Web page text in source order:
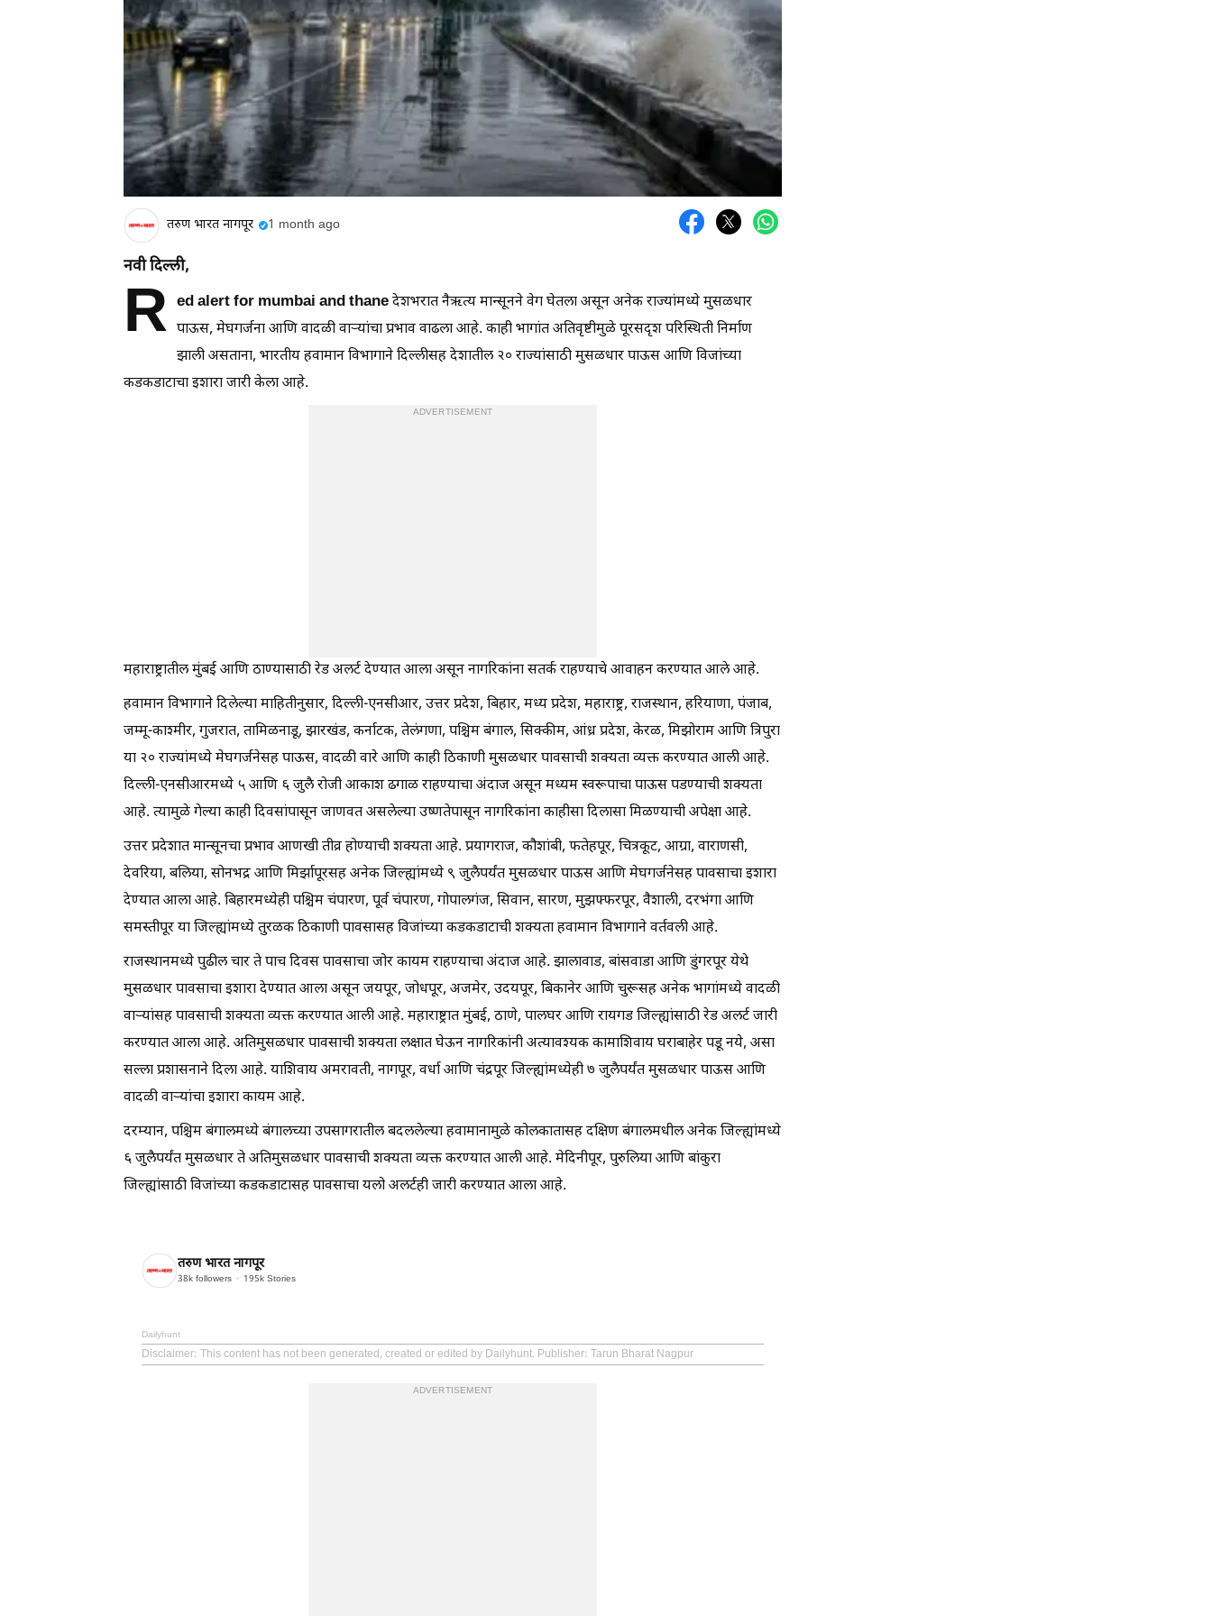
तरुण भारत नागपूर 1 month ago
नवी दिल्ली,
R ed alert for mumbai and thaneदेशभरात नैऋत्य मान्सूनने वेग घेतला असून अनेक राज्यांमध्ये मुसळधार
पाऊस, मेघगर्जना आणि वादळी वाऱ्यांचा प्रभाव वाढला आहे. काही भागांत अतिवृष्टीमुळे पूरसदृश परिस्थिती निर्माण
झाली असताना, भारतीय हवामान विभागाने दिल्लीसह देशातील २० राज्यांसाठी मुसळधार पाऊस आणि विजांच्या
कडकडाटाचा इशारा जारी केला आहे.
ADVERTISEMENT
महाराष्ट्रातील मुंबई आणि ठाण्यासाठी रेड अलर्ट देण्यात आला असून नागरिकांना सतर्क राहण्याचे आवाहन करण्यात आले आहे.
हवामान विभागाने दिलेल्या माहितीनुसार, दिल्ली-एनसीआर, उत्तर प्रदेश, बिहार, मध्य प्रदेश, महाराष्ट्र, राजस्थान, हरियाणा, पंजाब,
जम्मू-काश्मीर, गुजरात, तामिळनाडू, झारखंड, कर्नाटक, तेलंगणा, पश्चिम बंगाल, सिक्कीम, आंध्र प्रदेश, केरळ, मिझोराम आणि त्रिपुरा
या २० राज्यांमध्ये मेघगर्जनेसह पाऊस, वादळी वारे आणि काही ठिकाणी मुसळधार पावसाची शक्यता व्यक्त करण्यात आली आहे.
दिल्ली-एनसीआरमध्ये ५ आणि ६ जुलै रोजी आकाश ढगाळ राहण्याचा अंदाज असून मध्यम स्वरूपाचा पाऊस पडण्याची शक्यता
आहे. त्यामुळे गेल्या काही दिवसांपासून जाणवत असलेल्या उष्णतेपासून नागरिकांना काहीसा दिलासा मिळण्याची अपेक्षा आहे.
उत्तर प्रदेशात मान्सूनचा प्रभाव आणखी तीव्र होण्याची शक्यता आहे. प्रयागराज, कौशांबी, फतेहपूर, चित्रकूट, आग्रा, वाराणसी,
देवरिया, बलिया, सोनभद्र आणि मिर्झापूरसह अनेक जिल्ह्यांमध्ये ९ जुलैपर्यंत मुसळधार पाऊस आणि मेघगर्जनेसह पावसाचा इशारा
देण्यात आला आहे. बिहारमध्येही पश्चिम चंपारण, पूर्व चंपारण, गोपालगंज, सिवान, सारण, मुझफ्फरपूर, वैशाली, दरभंगा आणि
समस्तीपूर या जिल्ह्यांमध्ये तुरळक ठिकाणी पावसासह विजांच्या कडकडाटाची शक्यता हवामान विभागाने वर्तवली आहे.
राजस्थानमध्ये पुढील चार ते पाच दिवस पावसाचा जोर कायम राहण्याचा अंदाज आहे. झालावाड, बांसवाडा आणि डुंगरपूर येथे
मुसळधार पावसाचा इशारा देण्यात आला असून जयपूर, जोधपूर, अजमेर, उदयपूर, बिकानेर आणि चुरूसह अनेक भागांमध्ये वादळी
वाऱ्यांसह पावसाची शक्यता व्यक्त करण्यात आली आहे. महाराष्ट्रात मुंबई, ठाणे, पालघर आणि रायगड जिल्ह्यांसाठी रेड अलर्ट जारी
करण्यात आला आहे. अतिमुसळधार पावसाची शक्यता लक्षात घेऊन नागरिकांनी अत्यावश्यक कामाशिवाय घराबाहेर पडू नये, असा
सल्ला प्रशासनाने दिला आहे. याशिवाय अमरावती, नागपूर, वर्धा आणि चंद्रपूर जिल्ह्यांमध्येही ७ जुलैपर्यंत मुसळधार पाऊस आणि
वादळी वाऱ्यांचा इशारा कायम आहे.
दरम्यान, पश्चिम बंगालमध्ये बंगालच्या उपसागरातील बदललेल्या हवामानामुळे कोलकातासह दक्षिण बंगालमधील अनेक जिल्ह्यांमध्ये
६ जुलैपर्यंत मुसळधार ते अतिमुसळधार पावसाची शक्यता व्यक्त करण्यात आली आहे. मेदिनीपूर, पुरुलिया आणि बांकुरा
जिल्ह्यांसाठी विजांच्या कडकडाटासह पावसाचा यलो अलर्टही जारी करण्यात आला आहे.
तरुण भारत नागपूर
38k followers 195k Stories
Dailyhunt
Disclaimer: This content has not been generated, created or edited by Dailyhunt. Publisher: Tarun Bharat Nagpur
ADVERTISEMENT